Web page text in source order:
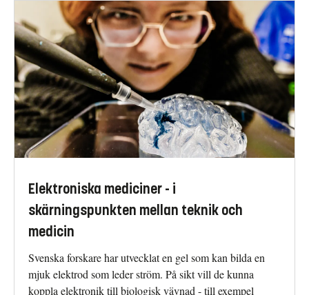
Elektroniska mediciner - i
skärningspunkten mellan teknik och
medicin
Svenska forskare har utvecklat en gel som kan bilda en
mjuk elektrod som leder ström. På sikt vill de kunna
koppla elektronik till biologisk vävnad - till exempel